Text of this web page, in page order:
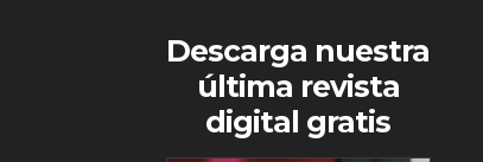
Descarga nuestra
última revista
digital gratis